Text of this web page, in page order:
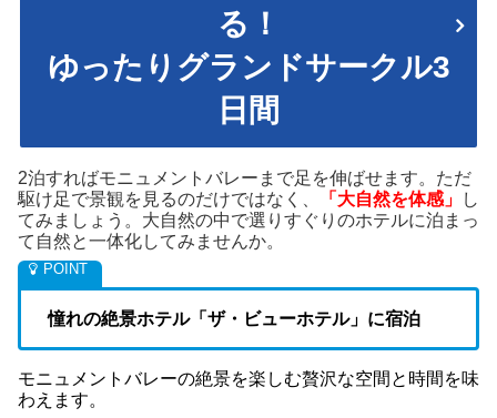
る！
ゆったりグランドサークル3
日間
2泊すればモニュメントバレーまで足を伸ばせます。ただ
駆け足で景観を見るのだけではなく、
「大自然を体感」
し
てみましょう。大自然の中で選りすぐりのホテルに泊まっ
て自然と一体化してみませんか。
憧れの絶景ホテル「ザ・ビューホテル」に宿泊
モニュメントバレーの絶景を楽しむ贅沢な空間と時間を味
わえます。